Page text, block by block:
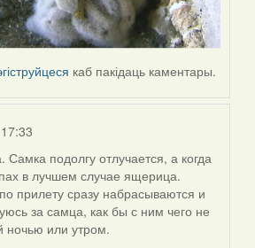
каб пакідаць каментары.
Самка подолгу отлучается, а когда
в лучшем случае ящерица.
прилету сразу набрасываются и
за самца, как бы с ним чего не
ночью или утром.